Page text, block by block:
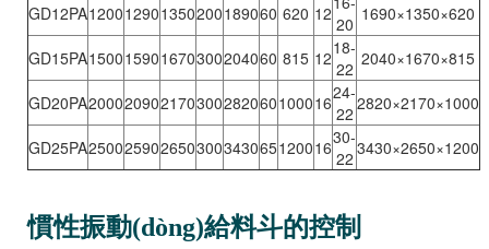
GD12PA120012901350200189060 620 12 20 1690×1350×620
GD15PA150015901670300204060 815 1218-
22 2040×1670×815
GD20PA20002090217030028206010001624-
22 2820×2170×1000
GD25PA25002590265030034306512001630-
22 3430×2650×1200
慣性振動(dòng)給料斗的控制